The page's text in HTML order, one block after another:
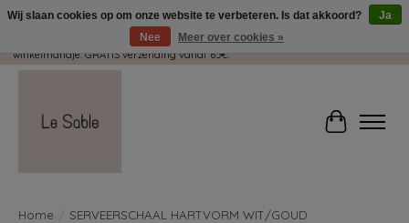
Wij pakken met plezier jouw kadootjes GRATIS in! Duid dit zeker aan in je
winkelmandje. GRATIS verzending vanaf 65€.
Home SERVEERSCHAAL HARTVORM WIT/GOUD
Wij slaan cookies op om onze website te verbeteren. Is dat akkoord?
Ja
Nee
Meer over cookies »